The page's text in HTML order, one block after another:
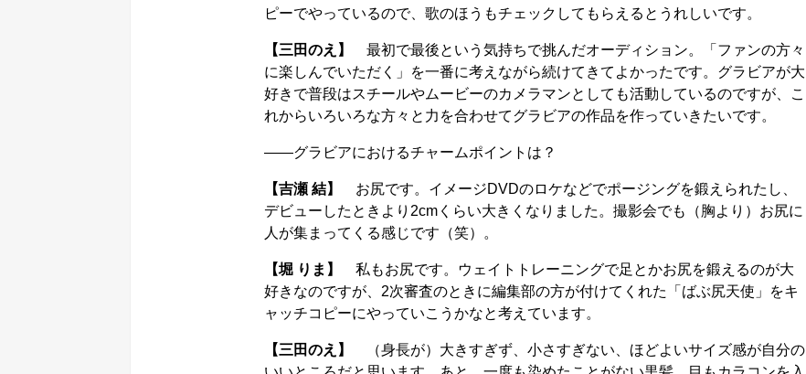
ピーでやっているので、歌のほうもチェックしてもらえるとうれしいです。
【三田のえ】
最初で最後という気持ちで挑んだオーディション。「ファンの方々
に楽しんでいただく」を一番に考えながら続けてきてよかったです。グラビアが大
好きで普段はスチールやムービーのカメラマンとしても活動しているのですが、こ
れからいろいろな方々と力を合わせてグラビアの作品を作っていきたいです。
――グラビアにおけるチャームポイントは？
【吉瀬 結】
お尻です。イメージDVDのロケなどでポージングを鍛えられたし、
デビューしたときより2cmくらい大きくなりました。撮影会でも（胸より）お尻に
人が集まってくる感じです（笑）。
【堀 りま】
私もお尻です。ウェイトトレーニングで足とかお尻を鍛えるのが大
好きなのですが、2次審査のときに編集部の方が付けてくれた「ばぶ尻天使」をキ
ャッチコピーにやっていこうかなと考えています。
【三田のえ】
（身長が）大きすぎず、小さすぎない、ほどよいサイズ感が自分の